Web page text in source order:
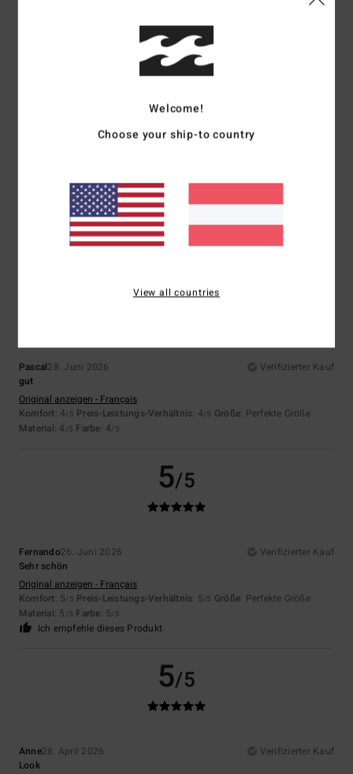
Preis-Leistungs-Verhältnis
4.7
Farbe
4/5
Pascal28. Juni 2026
Verifizierter Kauf
gut
Original anzeigen - Français
Komfort: 4/5 Preis-Leistungs-Verhältnis: 4/5 Größe: Perfekte Größe
Material: 4 /5 Farbe: 4/5
5/5
Fernando26. Juni 2026
Verifizierter Kauf
Sehr schön
Original anzeigen - Français
Komfort: 5/5 Preis-Leistungs-Verhältnis: 5/5 Größe: Perfekte Größe
Material: 5 /5 Farbe: 5/5
Ich empfehle dieses Produkt
5/5
Anne28. April 2026
Verifizierter Kauf
Look
Welcome!
Choose your ship-to country
View all countries